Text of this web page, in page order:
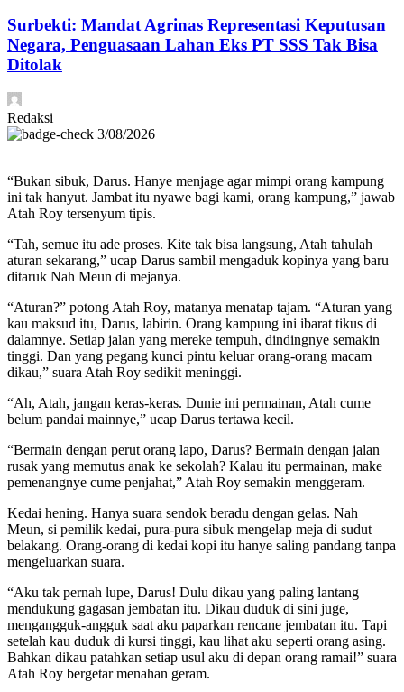
Surbekti: Mandat Agrinas Representasi Keputusan
Negara, Penguasaan Lahan Eks PT SSS Tak Bisa
Ditolak
Redaksi
3/08/2026
“Bukan sibuk, Darus. Hanye menjage agar mimpi orang kampung
ini tak hanyut. Jambat itu nyawe bagi kami, orang kampung,” jawab
Atah Roy tersenyum tipis.
“Tah, semue itu ade proses. Kite tak bisa langsung, Atah tahulah
aturan sekarang,” ucap Darus sambil mengaduk kopinya yang baru
ditaruk Nah Meun di mejanya.
“Aturan?” potong Atah Roy, matanya menatap tajam. “Aturan yang
kau maksud itu, Darus, labirin. Orang kampung ini ibarat tikus di
dalamnye. Setiap jalan yang mereke tempuh, dindingnye semakin
tinggi. Dan yang pegang kunci pintu keluar orang-orang macam
dikau,” suara Atah Roy sedikit meninggi.
“Ah, Atah, jangan keras-keras. Dunie ini permainan, Atah cume
belum pandai mainnye,” ucap Darus tertawa kecil.
“Bermain dengan perut orang lapo, Darus? Bermain dengan jalan
rusak yang memutus anak ke sekolah? Kalau itu permainan, make
pemenangnye cume penjahat,” Atah Roy semakin menggeram.
Kedai hening. Hanya suara sendok beradu dengan gelas. Nah
Meun, si pemilik kedai, pura-pura sibuk mengelap meja di sudut
belakang. Orang-orang di kedai kopi itu hanye saling pandang tanpa
mengeluarkan suara.
“Aku tak pernah lupe, Darus! Dulu dikau yang paling lantang
mendukung gagasan jembatan itu. Dikau duduk di sini juge,
mengangguk-angguk saat aku paparkan rencane jembatan itu. Tapi
setelah kau duduk di kursi tinggi, kau lihat aku seperti orang asing.
Bahkan dikau patahkan setiap usul aku di depan orang ramai!” suara
Atah Roy bergetar menahan geram.